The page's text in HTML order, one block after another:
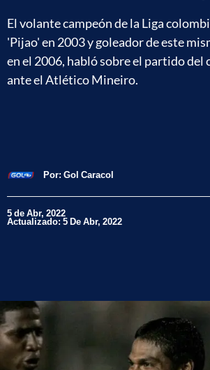
El volante campeón de la Liga
'Pijao' en 2003 y goleador de este
en el 2006, habló sobre el partido del
ante el Atlético Mineiro.
Por: Gol Caracol
5 de Abr, 2022
Actualizado: 5 De Abr, 2022